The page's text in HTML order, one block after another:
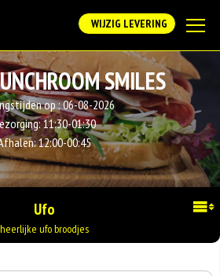
WIJZIG LEVERING
SMILES
op :06-08-2026
11:30-01:30
12:00-00:45
Ufo
heerlijke ufo broodjes